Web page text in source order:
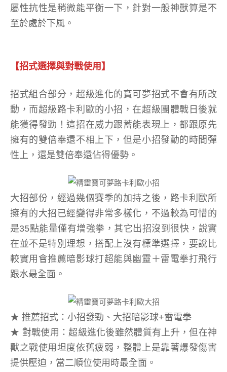
屬性抗性是稍微能平衡一下，針對一般神獸算是不
至於處於下風。
【招式選擇與對戰使用】
招式組合部分，超級進化的寶可夢招式不會有所改
動，而超級路卡利歐的小招，在超級團體戰日後就
能獲得發勁！這招在威力跟蓄能表現上，都跟原先
擁有的雙倍奉還不相上下，但是小招發動的時間彈
性上，還是雙倍奉還佔得優勢。
大招部份，經過幾個賽季的加持之後，路卡利歐所
擁有的大招已經變得非常多樣化，不過較為可惜的
是35點能量僅有增強拳，其它出招沒到很快，說實
在並不是特別理想，搭配上沒有標準選擇，要說比
較實用會推薦暗影球打超能與幽靈＋雷電拳打飛行
跟水最全面。
★ 推薦招式：小招發勁、大招暗影球+雷電拳
★ 對戰使用：超級進化後雖然體質有上升，但在神
獸之戰使用坦度依舊疲弱，整體上是靠著爆發傷害
提供壓迫，當二順位使用時最全面。